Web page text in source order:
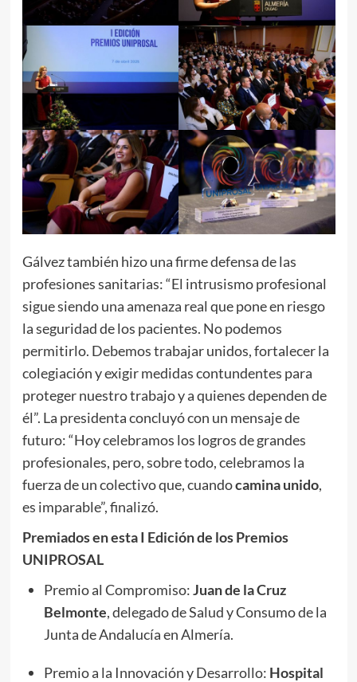
Gálvez también hizo una firme defensa de las
profesiones sanitarias: “El intrusismo profesional
sigue siendo una amenaza real que pone en riesgo
la seguridad de los pacientes. No podemos
permitirlo. Debemos trabajar unidos, fortalecer la
colegiación y exigir medidas contundentes para
proteger nuestro trabajo y a quienes dependen de
él”. La presidenta concluyó con un mensaje de
futuro: “Hoy celebramos los logros de grandes
profesionales, pero, sobre todo, celebramos la
fuerza de un colectivo que, cuandocamina unido,
es imparable”, finalizó.
Premiados en esta I Edición de los Premios
UNIPROSAL
Premio al Compromiso:Juan de la Cruz
Belmonte, delegado de Salud y Consumo de la
Junta de Andalucía en Almería.
Premio a la Innovación y Desarrollo: Hospital